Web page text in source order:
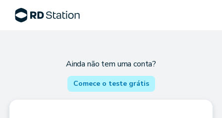
Ainda não tem uma conta?
Comece o teste grátis